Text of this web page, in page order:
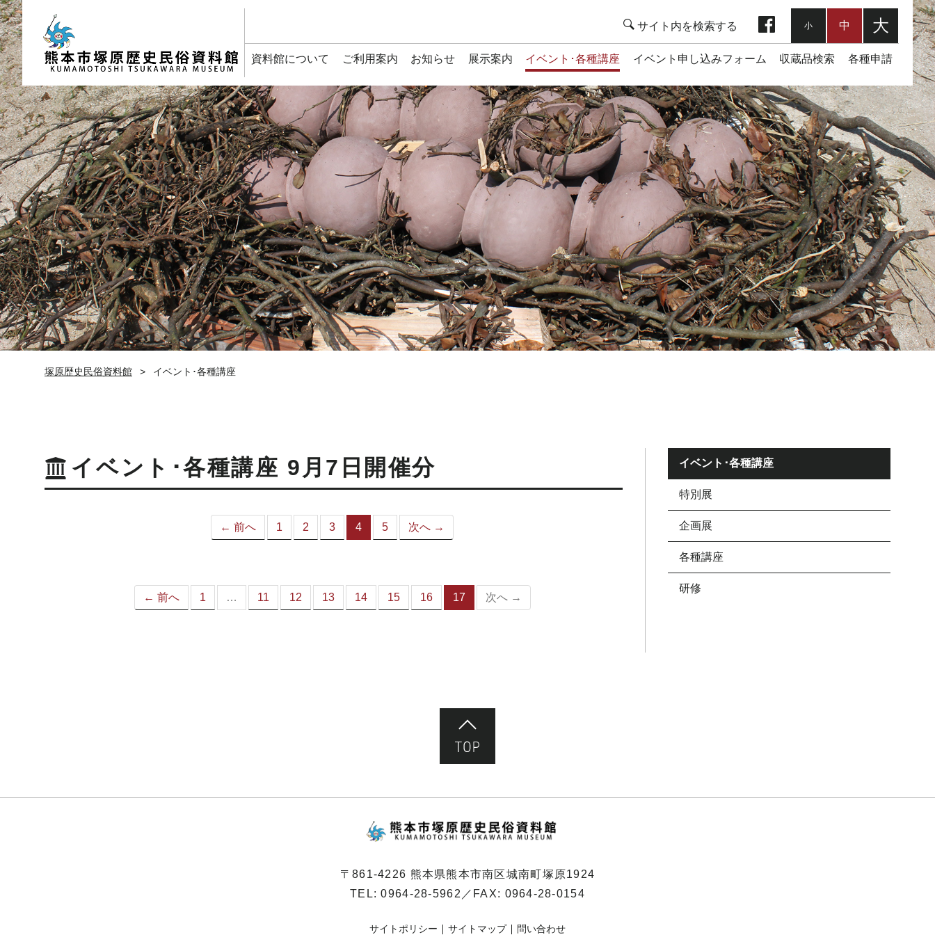
資料館について ご利用案内 お知らせ 展示案内 イベント･各種講座 イベント申し込みフォーム 収蔵品検索 各種申請
小 中 大
塚原歴史民俗資料館 イベント･各種講座
イベント･各種講座 9月7日開催分
← 前へ 1 2 3 4
（こ
ジ）
5 次へ →
← 前へ 1 … 11 12 13 14 15 16 17
（こ次へ →
イベント･各種講座
特別展
企画展
各種講座
研修
〒861-4226 熊本県熊本市南区城南町塚原1924
TEL:0964-28-5962 ／FAX: 0964-28-0154
サイトポリシー サイトマップ 問い合わせ